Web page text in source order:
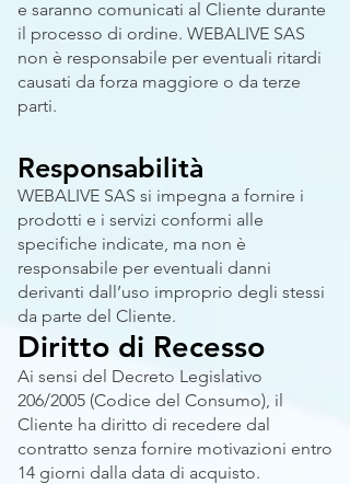
e saranno comunicati al Cliente durante
il processo di ordine. WEBALIVE SAS
non è responsabile per eventuali ritardi
causati da forza maggiore o da terze
parti.
Responsabilità
WEBALIVE SAS si impegna a fornire i
prodotti e i servizi conformi alle
specifiche indicate, ma non è
responsabile per eventuali danni
derivanti dall’uso improprio degli stessi
da parte del Cliente.
Diritto di Recesso
Ai sensi del Decreto Legislativo
206/2005 (Codice del Consumo), il
Cliente ha diritto di recedere dal
contratto senza fornire motivazioni entro
14 giorni dalla data di acquisto.